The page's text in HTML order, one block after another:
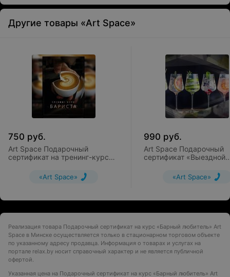
Другие товары «Art Space»
750 руб.
Art Space Подарочный
сертификат на тренинг-курс
«Art Space»
990 руб.
Art Space Подарочный
сертификат «Выездной
«Art Space»
Реализация товара Подарочный сертификат на курс «Барный любитель» Art
Space в Минске осуществляется только в стационарном торговом объекте
по указанному адресу продавца. Информация о товарах и услугах на
портале relax.by носит справочный характер и не является публичной
офертой.
Указанная цена на Подарочный сертификат на курс «Барный любитель» Art